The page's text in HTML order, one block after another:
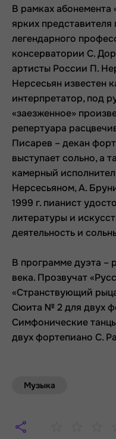
В рамках абонемента
ярких
легендарного
консерватории С.
артисты России П.
Нерсесьян известен
интерпретатор, под
«заезженное»
репертуара
Писарев – декан
выступает сольно, а
камерный
Нерсесьяном, А.
1999 г. пианист
литературы и
деятельность и
В программе дуэта –
века. Прозвучат
«Странствующий
Сюита № 2 для двух
Симфонические
двух фортепиано С.
Музыка